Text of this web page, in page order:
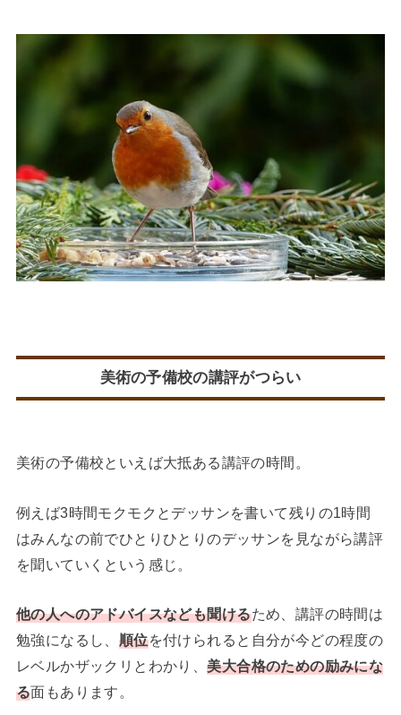
美術の予備校の講評がつらい
美術の予備校といえば大抵ある講評の時間。
例えば3時間モクモクとデッサンを書いて残りの1時間
はみんなの前でひとりひとりのデッサンを見ながら講評
を聞いていくという感じ。
他の人へのアドバイスなども聞けるため、講評の時間は
勉強になるし、 順位を付けられると自分が今どの程度の
レベルかザックリとわかり、美大合格のための励みにな
る面もあります。